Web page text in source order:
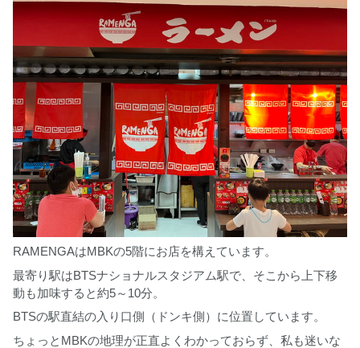
RAMENGAはMBKの5階にお店を構えています。
最寄り駅はBTSナショナルスタジアム駅で、そこから上下移
動も加味すると約5～10分。
BTSの駅直結の入り口側（ドンキ側）に位置しています。
ちょっとMBKの地理が正直よくわかっておらず、私も迷いな